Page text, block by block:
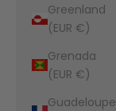
Greenland
(EUR €)
Grenada
(EUR €)
Guadeloupe